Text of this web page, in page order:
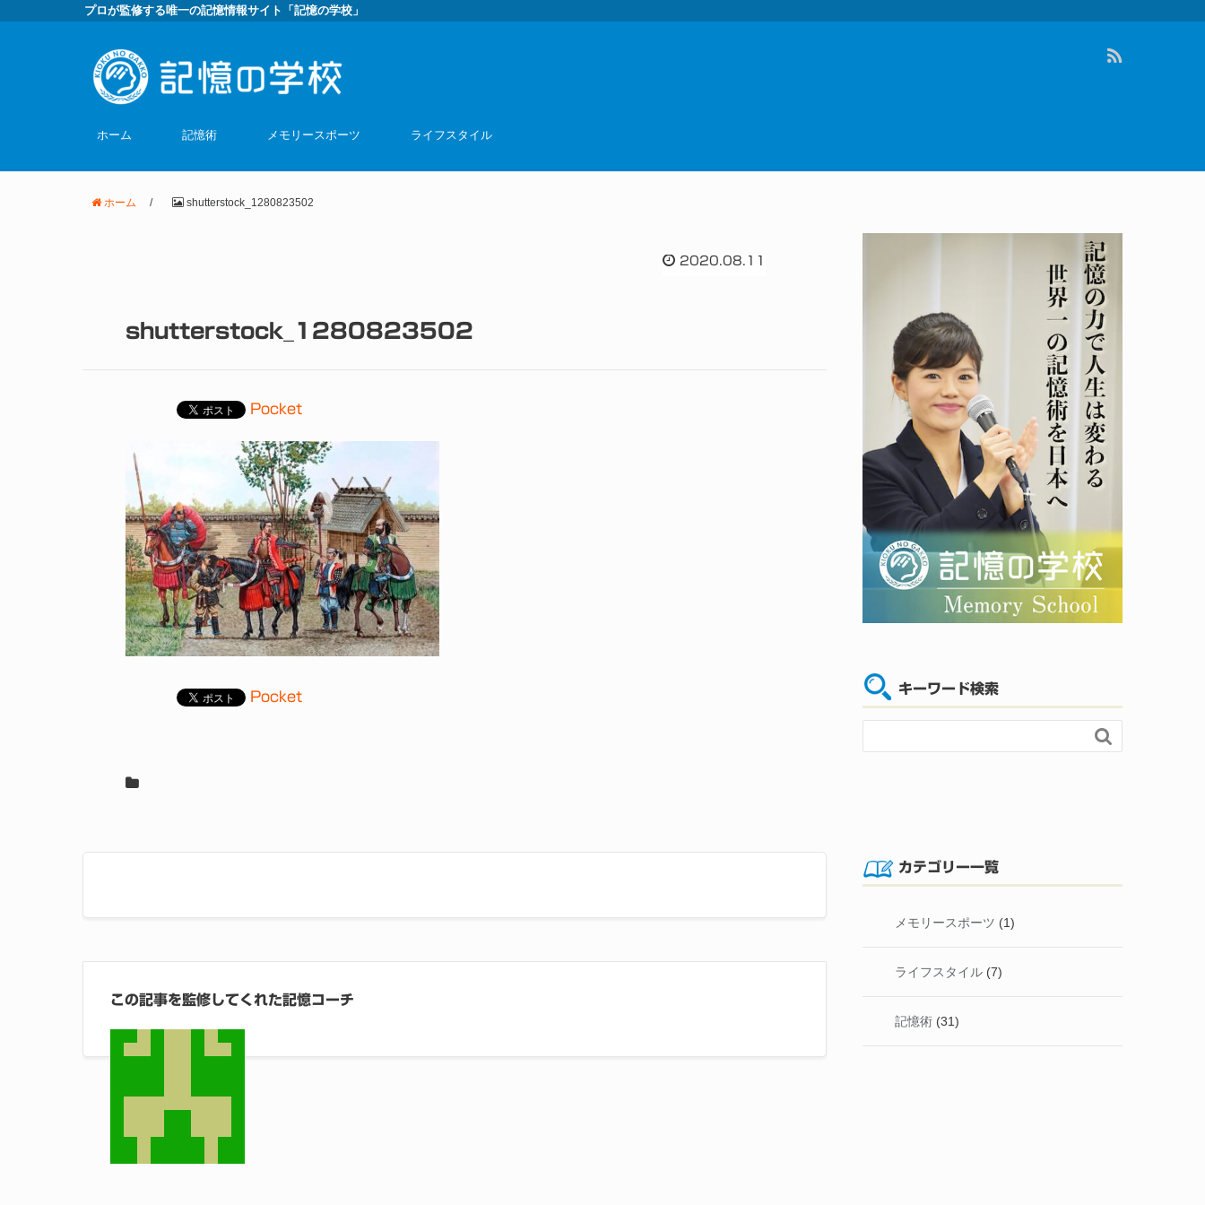
プロが監修する唯一の記憶情報サイト「記憶の学校」
ホーム 記憶術 メモリースポーツ ライフスタイル
ホーム / shutterstock_1280823502
2020.08.11
shutterstock_1280823502
Pocket
Pocket
この記事を監修してくれた記憶コーチ
キーワード検索

カテゴリー一覧
メモリースポーツ (1)
ライフスタイル (7)
記憶術 (31)